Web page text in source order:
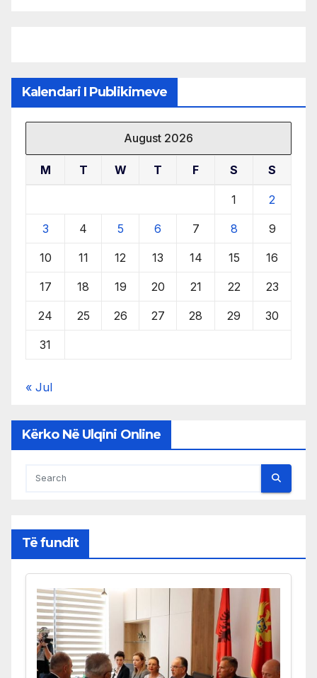
Kalendari I Publikimeve
August 2026
M T W T F S S
1 2
3 4 5 6 7 8 9
10 11 12 13 14 15 16
17 18 19 20 21 22 23
24 25 26 27 28 29 30
31
« Jul
Kërko Në Ulqini Online
Të fundit